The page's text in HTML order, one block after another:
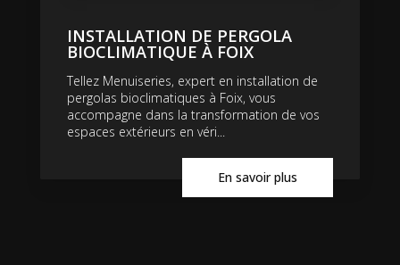
INSTALLATION DE PERGOLA
BIOCLIMATIQUE À FOIX
Tellez Menuiseries, expert en installation de
pergolas bioclimatiques à Foix, vous
accompagne dans la transformation de vos
espaces extérieurs en véri...
En savoir plus